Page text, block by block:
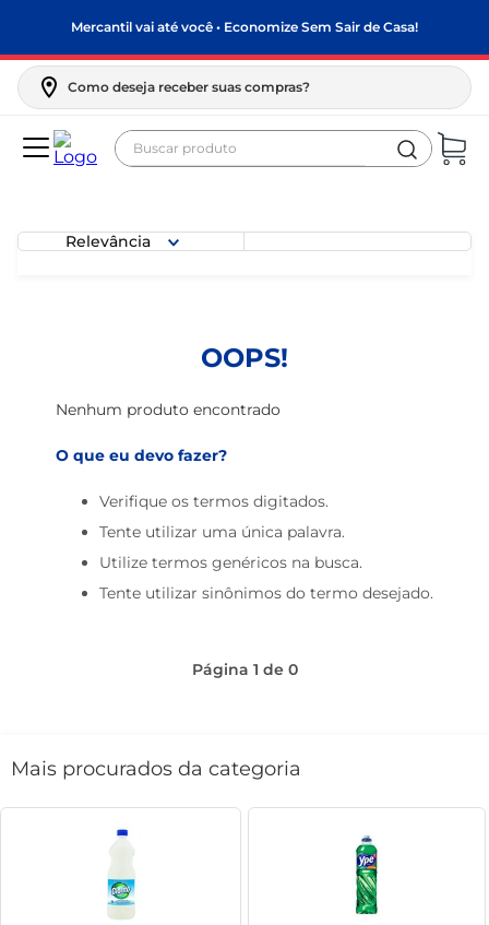
Mercantil vai até você • Economize Sem Sair de Casa!
Como deseja receber suas compras?
Buscar produto
Relevância
OOPS!
Nenhum produto encontrado
O que eu devo fazer?
Verifique os termos digitados.
Tente utilizar uma única palavra.
Utilize termos genéricos na busca.
Tente utilizar sinônimos do termo desejado.
Página 1 de 0
Mais procurados da categoria
frango
leite pó
macarrão